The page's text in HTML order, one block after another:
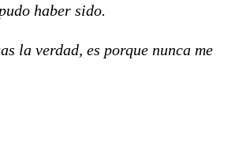
haber sido.
la verdad, es porque nunca me